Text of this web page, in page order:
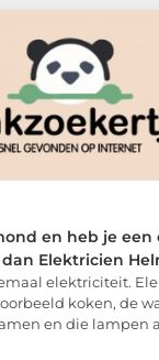
en heb je een
Elektricien
elektriciteit.
koken, de
en die lampen